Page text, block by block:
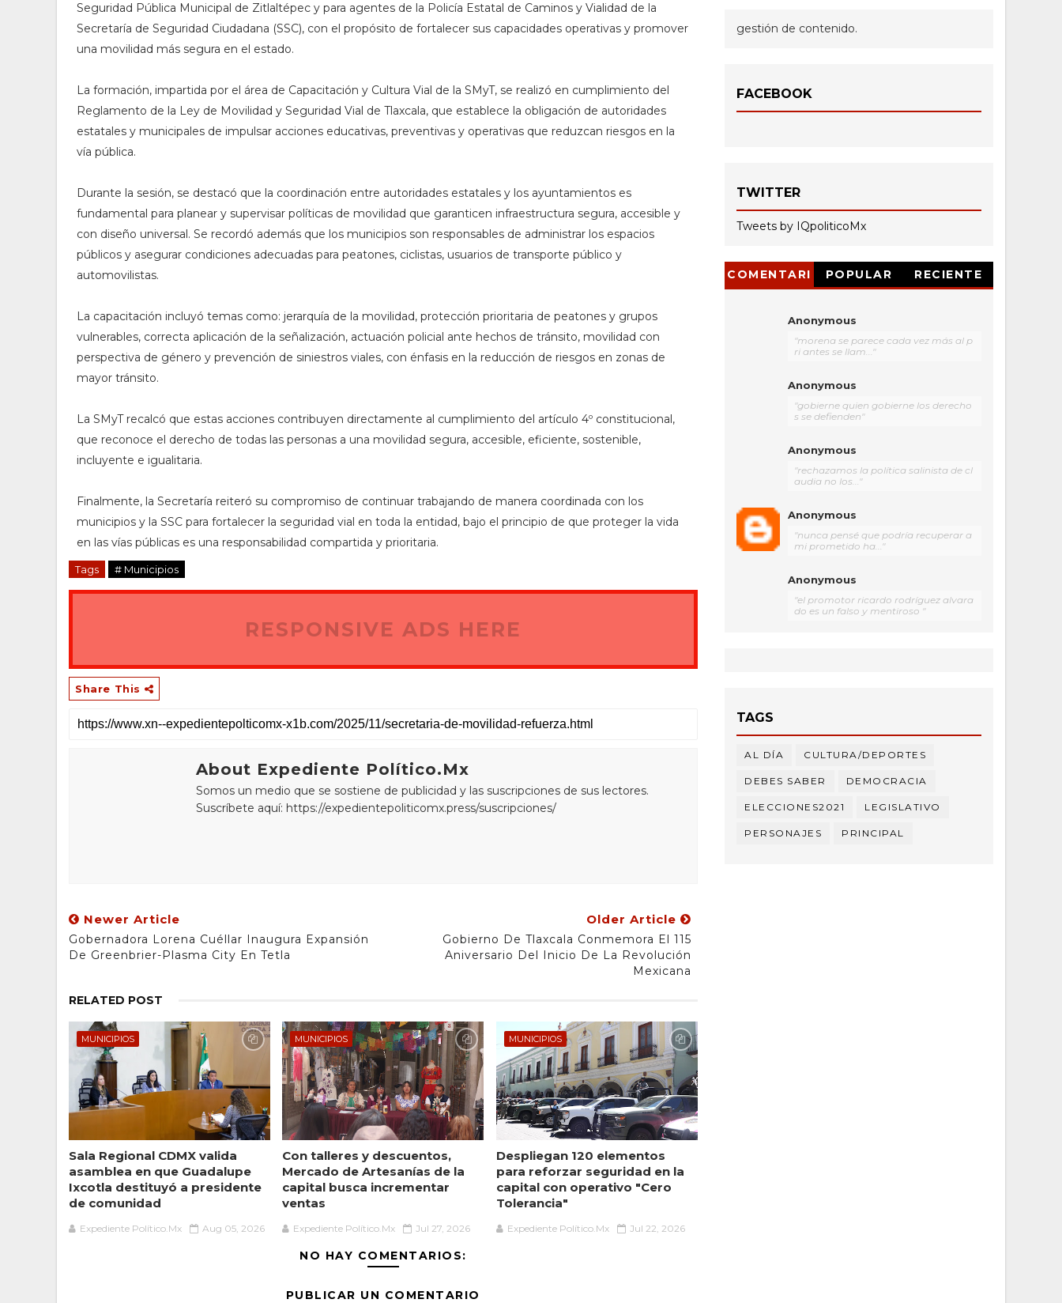
Seguridad Pública Municipal de Zitlaltépec y para agentes de la Policía Estatal de Caminos y Vialidad de la
Secretaría de Seguridad Ciudadana (SSC), con el propósito de fortalecer sus capacidades operativas y promover
una movilidad más segura en el estado.
La formación, impartida por el área de Capacitación y Cultura Vial de la SMyT, se realizó en cumplimiento del
Reglamento de la Ley de Movilidad y Seguridad Vial de Tlaxcala, que establece la obligación de autoridades
estatales y municipales de impulsar acciones educativas, preventivas y operativas que reduzcan riesgos en la
vía pública.
Durante la sesión, se destacó que la coordinación entre autoridades estatales y los ayuntamientos es
fundamental para planear y supervisar políticas de movilidad que garanticen infraestructura segura, accesible y
con diseño universal. Se recordó además que los municipios son responsables de administrar los espacios
públicos y asegurar condiciones adecuadas para peatones, ciclistas, usuarios de transporte público y
automovilistas.
La capacitación incluyó temas como: jerarquía de la movilidad, protección prioritaria de peatones y grupos
vulnerables, correcta aplicación de la señalización, actuación policial ante hechos de tránsito, movilidad con
perspectiva de género y prevención de siniestros viales, con énfasis en la reducción de riesgos en zonas de
mayor tránsito.
La SMyT recalcó que estas acciones contribuyen directamente al cumplimiento del artículo 4º constitucional,
que reconoce el derecho de todas las personas a una movilidad segura, accesible, eficiente, sostenible,
incluyente e igualitaria.
Finalmente, la Secretaría reiteró su compromiso de continuar trabajando de manera coordinada con los
municipios y la SSC para fortalecer la seguridad vial en toda la entidad, bajo el principio de que proteger la vida
en las vías públicas es una responsabilidad compartida y prioritaria.
Tags # Municipios
RESPONSIVE ADS HERE
Share This
About Expediente Político.Mx
Somos un medio que se sostiene de publicidad y las suscripciones de sus lectores.
Suscríbete aquí: https://expedientepoliticomx.press/suscripciones/
Newer Article
Gobernadora Lorena Cuéllar Inaugura Expansión
De Greenbrier-Plasma City En Tetla
Older Article
Gobierno De Tlaxcala Conmemora El 115
Aniversario Del Inicio De La Revolución
Mexicana
RELATED POST
MUNICIPIOS
Sala Regional CDMX valida
asamblea en que Guadalupe
Ixcotla destituyó a presidente
de comunidad
Expediente Político.Mx Aug 05, 2026
MUNICIPIOS
Con talleres y descuentos,
Mercado de Artesanías de la
capital busca incrementar
ventas
Expediente Político.Mx Jul 27, 2026
MUNICIPIOS
Despliegan 120 elementos
para reforzar seguridad en la
capital con operativo "Cero
Tolerancia"
Expediente Político.Mx Jul 22, 2026
NO HAY COMENTARIOS:
PUBLICAR UN COMENTARIO
gestión de contenido.
FACEBOOK
TWITTER
Tweets by IQpoliticoMx
COMENTARI
POPULAR RECIENTE
Anonymous
"morena se parece cada vez más al p
ri antes se llam..."
Anonymous
"gobierne quien gobierne los derecho
s se defienden"
Anonymous
"rechazamos la política salinista de cl
audia no los..."
Anonymous
"nunca pensé que podría recuperar a
mi prometido ha..."
Anonymous
"el promotor ricardo rodríguez alvara
do es un falso y mentiroso "
TAGS
AL DÍA CULTURA/DEPORTES
DEBES SABER DEMOCRACIA
ELECCIONES2021 LEGISLATIVO
PERSONAJES PRINCIPAL